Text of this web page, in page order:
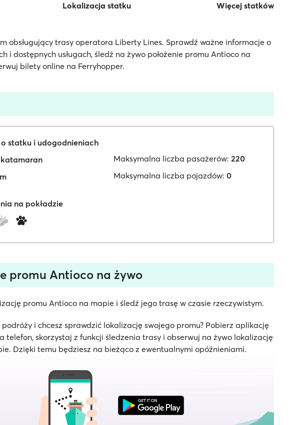
Lokalizacja statku Więcej statków
obsługujący trasy operatora Liberty Lines. Sprawdź ważne informacje o
i dostępnych usługach, śledź na żywo położenie promu Antioco na
bilety online na Ferryhopper.
statku i udogodnieniach
katamaran
Maksymalna liczba pasażerów: 220
Maksymalna liczba pojazdów: 0
na pokładzie
promu Antioco na żywo
promu Antioco na mapie i śledź jego trasę w czasie rzeczywistym.
podróży i chcesz sprawdzić lokalizację swojego promu? Pobierz aplikację
telefon, skorzystaj z funkcji śledzenia trasy i obserwuj na żywo lokalizację
Dzięki temu będziesz na bieżąco z ewentualnymi opóźnieniami.